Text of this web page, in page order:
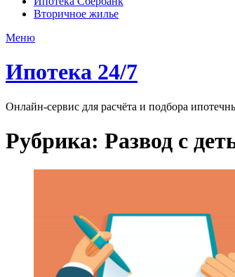
Вторичное жилье
Меню
Ипотека 24/7
Онлайн-сервис для расчёта и подбора
Рубрика: Развод с